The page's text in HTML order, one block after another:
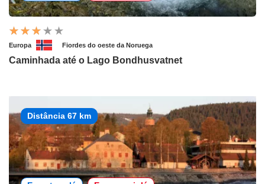
Europa Fiordes do oeste da Noruega
Caminhada até o Lago Bondhusvatnet
Distância 67 km